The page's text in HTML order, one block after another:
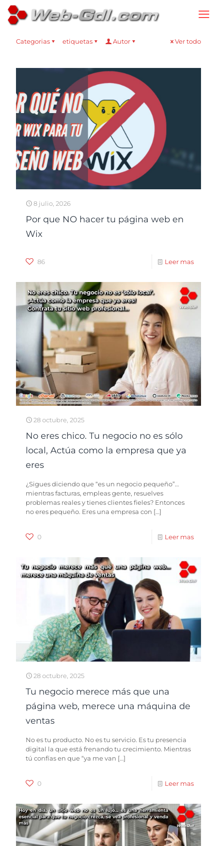
Categorias etiquetas Autor Ver todo
8 julio, 2026
Por que NO hacer tu página web en
Wix
86 Leer mas
28 octubre, 2025
No eres chico. Tu negocio no es sólo
local, Actúa como la empresa que ya
eres
¿Sigues diciendo que “es un negocio pequeño”…
mientras facturas, empleas gente, resuelves
problemas reales y tienes clientes fieles? Entonces
no eres pequeño. Eres una empresa con […]
0 Leer mas
28 octubre, 2025
Tu negocio merece más que una
página web, merece una máquina de
ventas
No es tu producto. No es tu servicio. Es tu presencia
digital la que está frenando tu crecimiento. Mientras
tú confías en que “ya me van […]
0 Leer mas